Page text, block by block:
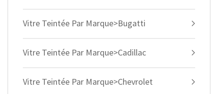
Vitre Teintée Par Marque>Bugatti
Vitre Teintée Par Marque>Cadillac
Vitre Teintée Par Marque>Chevrolet